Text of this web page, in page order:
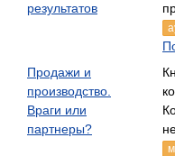
результатов
Продажи и
производство.
Враги или
партнеры?